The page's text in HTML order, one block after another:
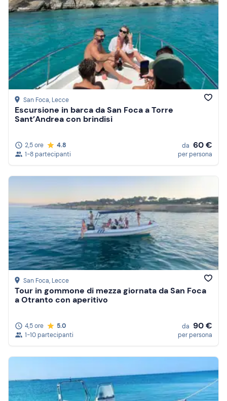
San Foca, Lecce
Escursione in barca da San Foca a Torre
Sant’Andrea con brindisi
2,5 ore
4.8
1-8 partecipanti
da 60 €
per persona
San Foca, Lecce
Tour in gommone di mezza giornata da San Foca
a Otranto con aperitivo
4,5 ore
5.0
1-10 partecipanti
da 90 €
per persona